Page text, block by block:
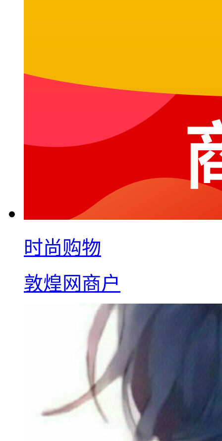
时尚购物
敦煌网商户